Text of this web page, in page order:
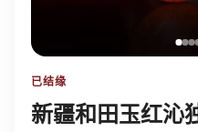
已结缘
新疆和田玉红沁